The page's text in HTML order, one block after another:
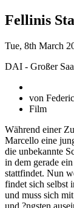
Fellinis
Tue, 8th March
DAI - Großer
von
Film
Während einer
Marcello eine
die unbekannte
in dem gerade
stattfindet. Nun
findet sich selbst
und muss sich
und ?ngsten